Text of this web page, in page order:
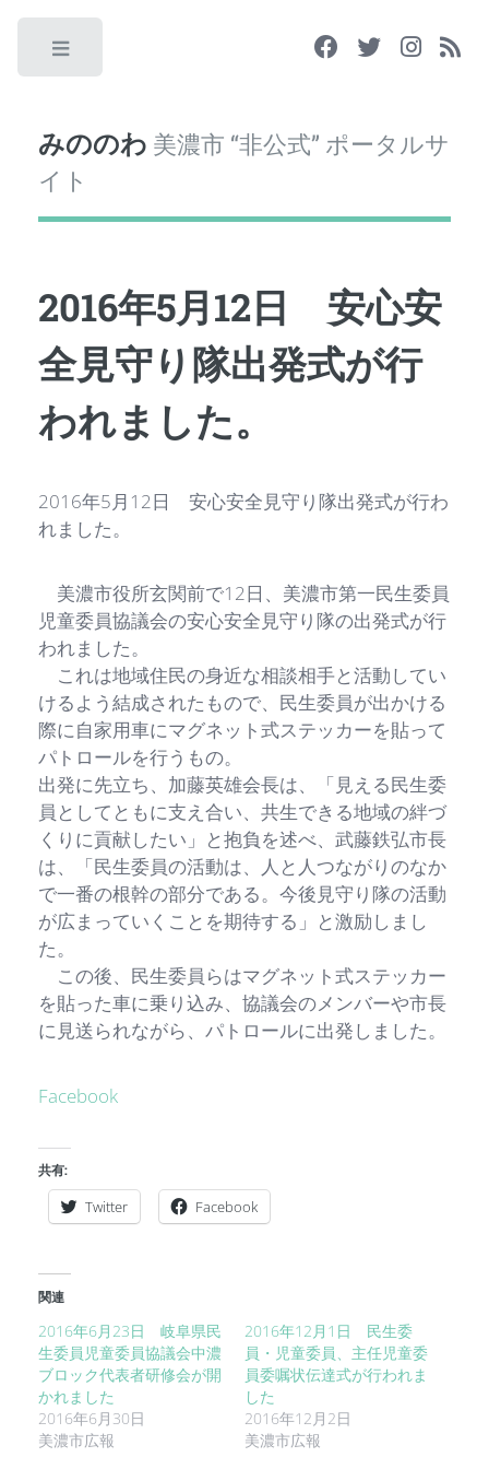
みののわ 美濃市 “非公式” ポータルサ
イト
2016年5月12日 安心安
全見守り隊出発式が行
われました。
2016年5月12日 安心安全見守り隊出発式が行わ
れました。
美濃市役所玄関前で12日、美濃市第一民生委員
児童委員協議会の安心安全見守り隊の出発式が行
われました。
これは地域住民の身近な相談相手と活動してい
けるよう結成されたもので、民生委員が出かける
際に自家用車にマグネット式ステッカーを貼って
パトロールを行うもの。
出発に先立ち、加藤英雄会長は、「見える民生委
員としてともに支え合い、共生できる地域の絆づ
くりに貢献したい」と抱負を述べ、武藤鉄弘市長
は、「民生委員の活動は、人と人つながりのなか
で一番の根幹の部分である。今後見守り隊の活動
が広まっていくことを期待する」と激励しまし
た。
この後、民生委員らはマグネット式ステッカー
を貼った車に乗り込み、協議会のメンバーや市長
に見送られながら、パトロールに出発しました。
Facebook
共有:
Twitter Facebook
関連
2016年6月23日 岐阜県民
生委員児童委員協議会中濃
ブロック代表者研修会が開
かれました
2016年6月30日
美濃市広報
2016年12月1日 民生委
員・児童委員、主任児童委
員委嘱状伝達式が行われま
した
2016年12月2日
美濃市広報
Toggle